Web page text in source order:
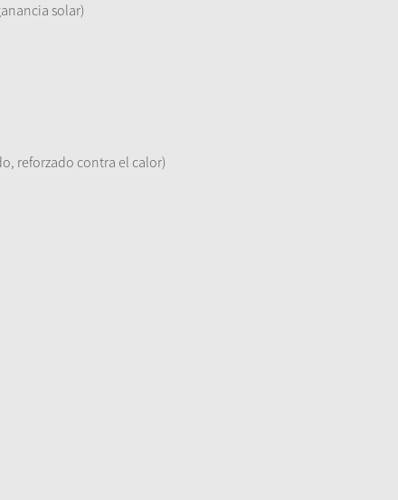
solar)
reforzado contra el calor)